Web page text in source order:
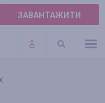
ЗАВАНТАЖИТИ